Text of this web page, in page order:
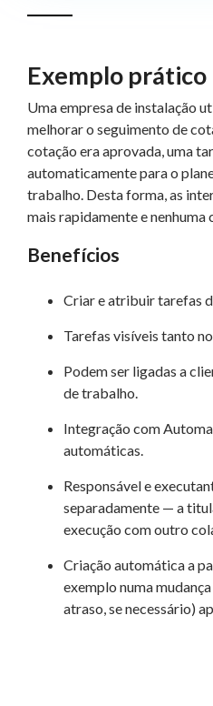
Exemplo prático
Uma empresa de instalação
melhorar o seguimento de
cotação era aprovada, uma
automaticamente para o
trabalho. Desta forma, as
mais rapidamente e
Benefícios
Criar e atribuir tarefas
Tarefas visíveis tanto
Podem ser ligadas a
de trabalho.
Integração com
automáticas.
Responsável e
separadamente — a
execução com outro
Criação automática a
exemplo numa
atraso, se necessário)